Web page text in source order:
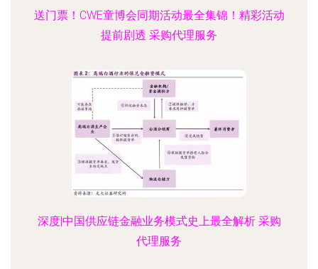
送门票！CWE童博会同期活动最全集锦！精彩活动
提前剧透 采购代理服务
深度|中国供应链金融业务模式史上最全解析 采购
代理服务